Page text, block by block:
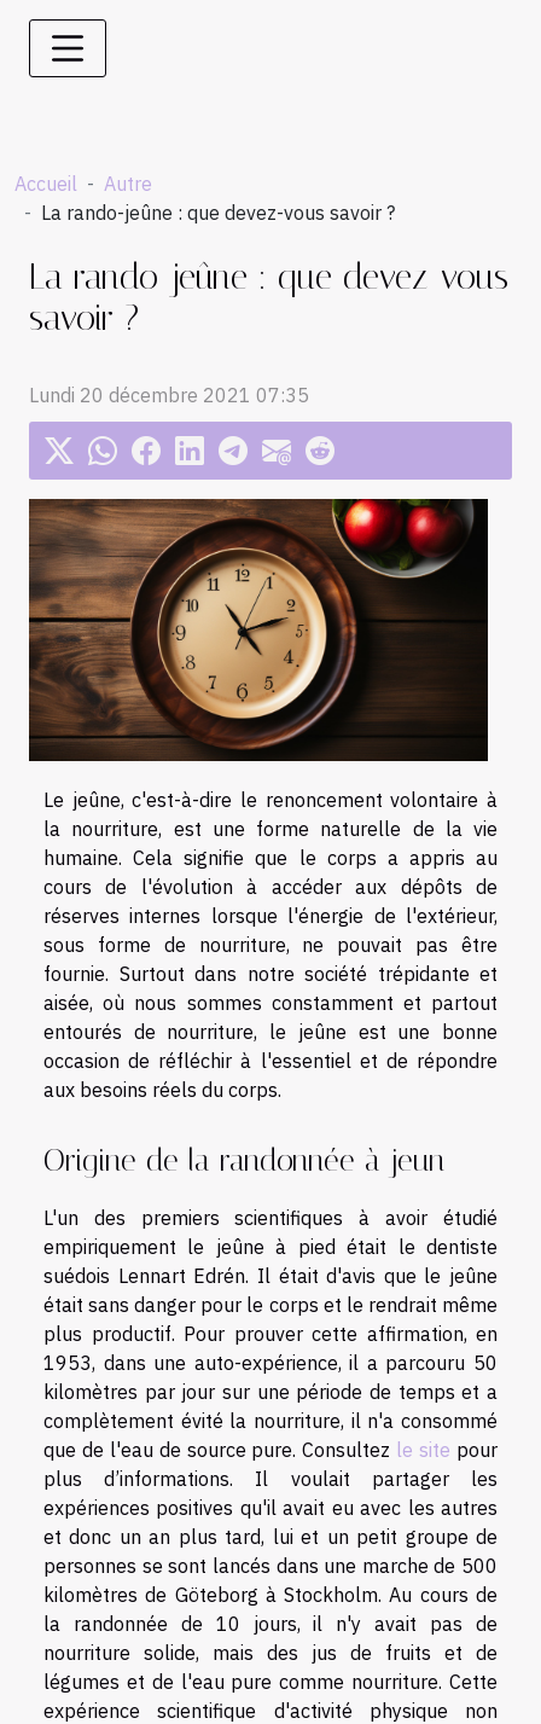
Accueil
Autre
La rando-jeûne : que devez-vous savoir ?
La rando-jeûne : que devez-vous
savoir ?
Lundi 20 décembre 2021 07:35
Le jeûne, c'est-à-dire le renoncement volontaire à
la nourriture, est une forme naturelle de la vie
humaine. Cela signifie que le corps a appris au
cours de l'évolution à accéder aux dépôts de
réserves internes lorsque l'énergie de l'extérieur,
sous forme de nourriture, ne pouvait pas être
fournie. Surtout dans notre société trépidante et
aisée, où nous sommes constamment et partout
entourés de nourriture, le jeûne est une bonne
occasion de réfléchir à l'essentiel et de répondre
aux besoins réels du corps.
Origine de la randonnée à jeun
L'un des premiers scientifiques à avoir étudié
empiriquement le jeûne à pied était le dentiste
suédois Lennart Edrén. Il était d'avis que le jeûne
était sans danger pour le corps et le rendrait même
plus productif. Pour prouver cette affirmation, en
1953, dans une auto-expérience, il a parcouru 50
kilomètres par jour sur une période de temps et a
complètement évité la nourriture, il n'a consommé
que de l'eau de source pure. Consultez le site pour
plus d’informations. Il voulait partager les
expériences positives qu'il avait eu avec les autres
et donc un an plus tard, lui et un petit groupe de
personnes se sont lancés dans une marche de 500
kilomètres de Göteborg à Stockholm. Au cours de
la randonnée de 10 jours, il n'y avait pas de
nourriture solide, mais des jus de fruits et de
légumes et de l'eau pure comme nourriture. Cette
expérience scientifique d'activité physique non